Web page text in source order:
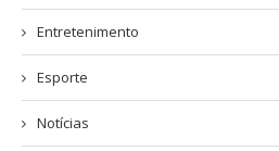
Entretenimento
Esporte
Notícias